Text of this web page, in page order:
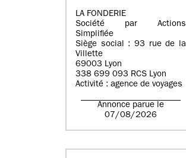
LA FONDERIE
Société par Actions
Simplifiée
Siège social : 93 rue de la
Villette
69003 Lyon
338 699 093 RCS Lyon
Activité : agence de voyages
Annonce parue le
07/08/2026